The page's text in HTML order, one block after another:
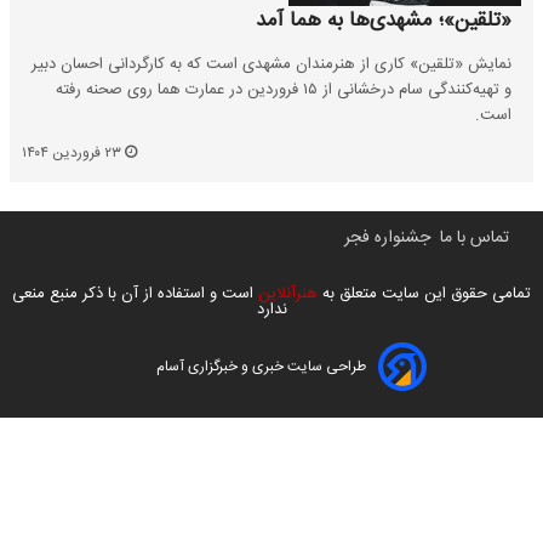
«تلقین»؛ مشهدی‌ها به هما آمد
نمایش «تلقین» کاری از هنرمندان مشهدی است که به کارگردانی احسان دبیر
و تهیه‌کنندگی سام ‌درخشانی ‌از ۱۵ فروردین‌ در ‌عمارت ‌هما روی صحنه رفته
است.
تماس با ما جشنواره فجر
تمامی حقوق این سایت متعلق به هنرآنلاین است و استفاده از آن با ذکر منبع منعی
ندارد
طراحی سایت خبری و خبرگزاری آسام